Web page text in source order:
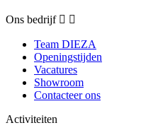
Ons bedrijf  
Team DIEZA
Openingstijden
Vacatures
Showroom
Contacteer ons
Activiteiten